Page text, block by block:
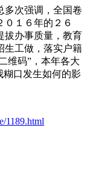
次强调，全国卷
１６年的２６
拔办事质量，教育
生工做，落实户籍
维码”，本年各大
糊口发生如何的影
1189.html